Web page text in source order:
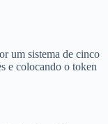
um sistema de cinco
e colocando o token